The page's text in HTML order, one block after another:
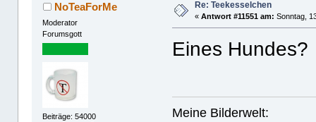
NoTeaForMe
Moderator
Forumsgott
Beiträge: 54000
Re: Teekesselchen
«Antwort #11551 am: Sonntag,
Eines Hundes?
Meine Bilderwelt: